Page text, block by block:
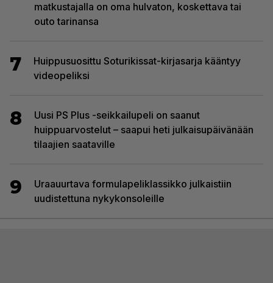
matkustajalla on oma hulvaton, koskettava tai
outo tarinansa
7
Huippusuosittu Soturikissat-kirjasarja kääntyy
videopeliksi
8
Uusi PS Plus -seikkailupeli on saanut
huippuarvostelut – saapui heti julkaisupäivänään
tilaajien saataville
9
Uraauurtava formulapeliklassikko julkaistiin
uudistettuna nykykonsoleille